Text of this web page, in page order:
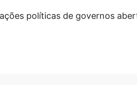
políticas de governos